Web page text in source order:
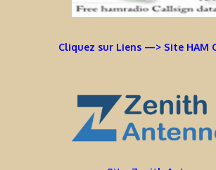
Cliquez sur Liens —> Site HAM